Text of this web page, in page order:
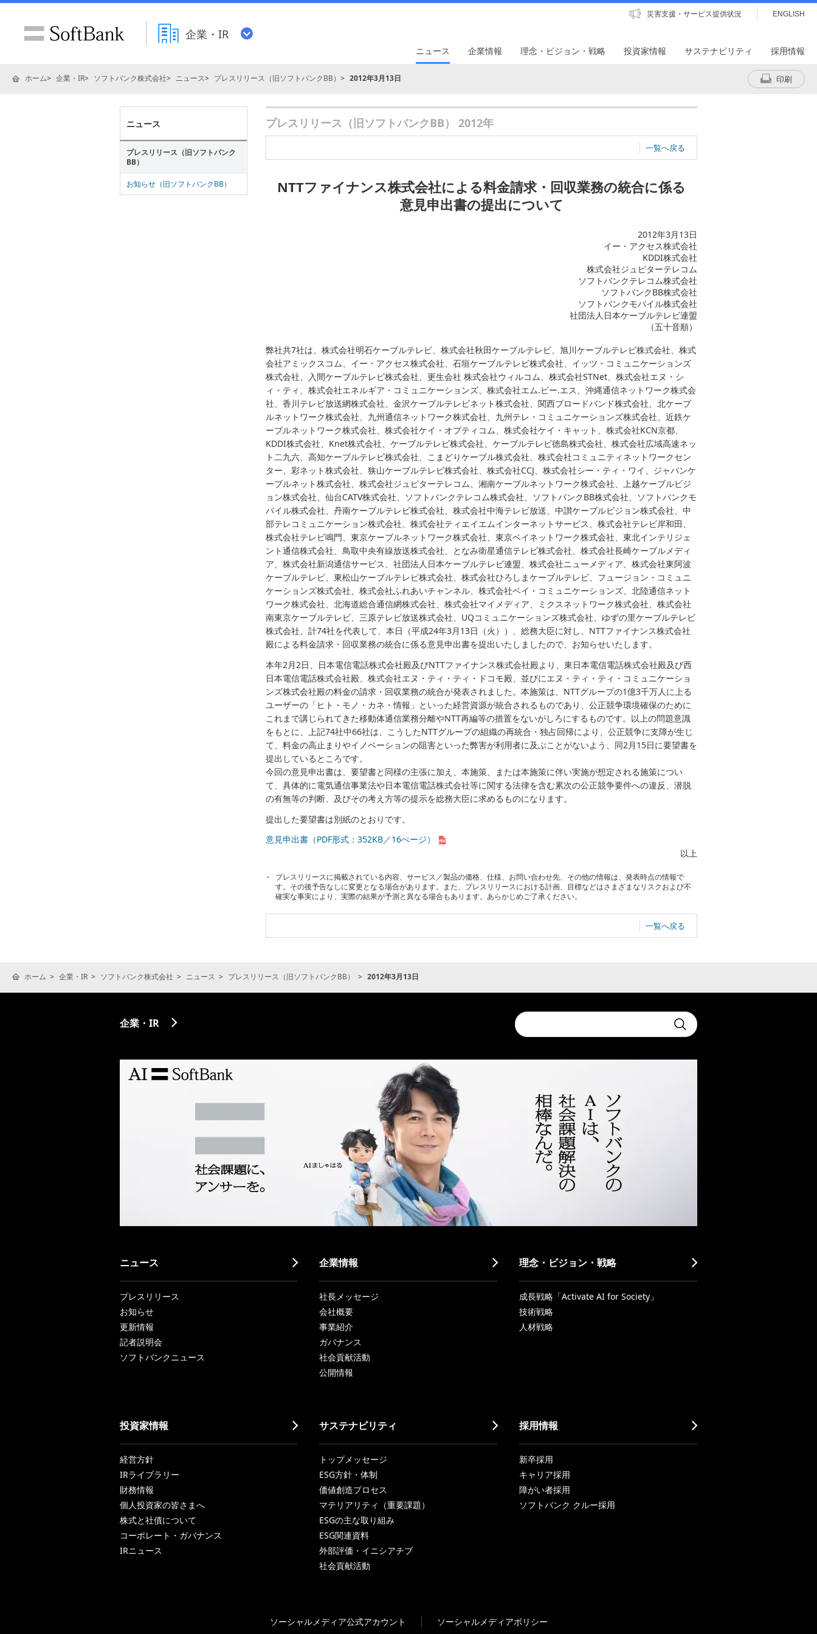
企業・IR
災害支援・サービス提供状況 ENGLISH
ニュース 企業情報 理念・ビジョン・戦略 投資家情報 サステナビリティ 採用情報
ホーム 企業・IR ソフトバンク株式会社 ニュース プレスリリース（旧ソフトバンクBB） 2012年3月13日 印刷
プレスリリース（旧ソフトバンクBB） 2012年
一覧へ戻る
NTTファイナンス株式会社による料金請求・回収業務の統合に係る
意見申出書の提出について
2012年3月13日
イー・アクセス株式会社
KDDI株式会社
株式会社ジュピターテレコム
ソフトバンクテレコム株式会社
ソフトバンクBB株式会社
ソフトバンクモバイル株式会社
社団法人日本ケーブルテレビ連盟
（五十音順）
弊社共7社は、株式会社明石ケーブルテレビ、株式会社秋田ケーブルテレビ、旭川ケーブルテレビ株式会社、株式
会社アミックスコム、イー・アクセス株式会社、石垣ケーブルテレビ株式会社、イッツ・コミュニケーションズ
株式会社、入間ケーブルテレビ株式会社、更生会社 株式会社ウィルコム、株式会社STNet、株式会社エヌ・シ
ィ・ティ、株式会社エネルギア・コミュニケーションズ、株式会社エム.ビー.エス、沖縄通信ネットワーク株式会
社、香川テレビ放送網株式会社、金沢ケーブルテレビネット株式会社、関西ブロードバンド株式会社、北ケーブ
ルネットワーク株式会社、九州通信ネットワーク株式会社、九州テレ・コミュニケーションズ株式会社、近鉄ケ
ーブルネットワーク株式会社、株式会社ケイ・オプティコム、株式会社ケイ・キャット、株式会社KCN京都、
KDDI株式会社、Knet株式会社、ケーブルテレビ株式会社、ケーブルテレビ徳島株式会社、株式会社広域高速ネッ
ト二九六、高知ケーブルテレビ株式会社、こまどりケーブル株式会社、株式会社コミュニティネットワークセン
ター、彩ネット株式会社、狭山ケーブルテレビ株式会社、株式会社CCJ、株式会社シー・ティ・ワイ、ジャパンケ
ーブルネット株式会社、株式会社ジュピターテレコム、湘南ケーブルネットワーク株式会社、上越ケーブルビジ
ョン株式会社、仙台CATV株式会社、ソフトバンクテレコム株式会社、ソフトバンクBB株式会社、ソフトバンクモ
バイル株式会社、丹南ケーブルテレビ株式会社、株式会社中海テレビ放送、中讃ケーブルビジョン株式会社、中
部テレコミュニケーション株式会社、株式会社ティエイエムインターネットサービス、株式会社テレビ岸和田、
株式会社テレビ鳴門、東京ケーブルネットワーク株式会社、東京ベイネットワーク株式会社、東北インテリジェ
ント通信株式会社、鳥取中央有線放送株式会社、となみ衛星通信テレビ株式会社、株式会社長崎ケーブルメディ
ア、株式会社新潟通信サービス、社団法人日本ケーブルテレビ連盟、株式会社ニューメディア、株式会社東阿波
ケーブルテレビ、東松山ケーブルテレビ株式会社、株式会社ひろしまケーブルテレビ、フュージョン・コミュニ
ケーションズ株式会社、株式会社ふれあいチャンネル、株式会社ベイ・コミュニケーションズ、北陸通信ネット
ワーク株式会社、北海道総合通信網株式会社、株式会社マイメディア、ミクスネットワーク株式会社、株式会社
南東京ケーブルテレビ、三原テレビ放送株式会社、UQコミュニケーションズ株式会社、ゆずの里ケーブルテレビ
株式会社、計74社を代表して、本日（平成24年3月13日（火））、総務大臣に対し、NTTファイナンス株式会社
殿による料金請求・回収業務の統合に係る意見申出書を提出いたしましたので、お知らせいたします。
本年2月2日、日本電信電話株式会社殿及びNTTファイナンス株式会社殿より、東日本電信電話株式会社殿及び西
日本電信電話株式会社殿、株式会社エヌ・ティ・ティ・ドコモ殿、並びにエヌ・ティ・ティ・コミュニケーショ
ンズ株式会社殿の料金の請求・回収業務の統合が発表されました。本施策は、NTTグループの1億3千万人に上る
ユーザーの「ヒト・モノ・カネ・情報」といった経営資源が統合されるものであり、公正競争環境確保のために
これまで講じられてきた移動体通信業務分離やNTT再編等の措置をないがしろにするものです。以上の問題意識
をもとに、上記74社中66社は、こうしたNTTグループの組織の再統合・独占回帰により、公正競争に支障が生じ
て、料金の高止まりやイノベーションの阻害といった弊害が利用者に及ぶことがないよう、同2月15日に要望書を
提出しているところです。
今回の意見申出書は、要望書と同様の主張に加え、本施策、または本施策に伴い実施が想定される施策につい
て、具体的に電気通信事業法や日本電信電話株式会社等に関する法律を含む累次の公正競争要件への違反、潜脱
の有無等の判断、及びその考え方等の提示を総務大臣に求めるものになります。
提出した要望書は別紙のとおりです。
意見申出書（PDF形式：352KB／16ぺージ）
以上
プレスリリースに掲載されている内容、サービス／製品の価格、仕様、お問い合わせ先、その他の情報は、発表時点の情報で
す。その後予告なしに変更となる場合があります。また、プレスリリースにおける計画、目標などはさまざまなリスクおよび不
確実な事実により、実際の結果が予測と異なる場合もあります。あらかじめご了承ください。
一覧へ戻る
ニュース
プレスリリース（旧ソフトバンク
BB）
お知らせ（旧ソフトバンクBB）
ホーム 企業・IR ソフトバンク株式会社 ニュース プレスリリース（旧ソフトバンクBB） 2012年3月13日
Conduct
a
search
Submit
企業・IR
ニュース
プレスリリース
お知らせ
更新情報
記者説明会
ソフトバンクニュース
企業情報
社長メッセージ
会社概要
事業紹介
ガバナンス
社会貢献活動
公開情報
理念・ビジョン・戦略
成長戦略「Activate AI for Society」
技術戦略
人材戦略
投資家情報
経営方針
IRライブラリー
財務情報
個人投資家の皆さまへ
株式と社債について
コーポレート・ガバナンス
IRニュース
サステナビリティ
トップメッセージ
ESG方針・体制
価値創造プロセス
マテリアリティ（重要課題）
ESGの主な取り組み
ESG関連資料
外部評価・イニシアチブ
社会貢献活動
採用情報
新卒採用
キャリア採用
障がい者採用
ソフトバンク クルー採用
ソーシャルメディア公式アカウント ソーシャルメディアポリシー